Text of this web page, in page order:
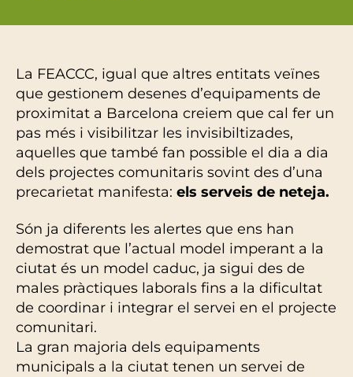
La FEACCC, igual que altres entitats veïnes
que gestionem desenes d’equipaments de
proximitat a Barcelona creiem que cal fer un
pas més i visibilitzar les invisibiltizades,
aquelles que també fan possible el dia a dia
dels projectes comunitaris sovint des d’una
precarietat manifesta: els serveis de neteja.
Són ja diferents les alertes que ens han
demostrat que l’actual model imperant a la
ciutat és un model caduc, ja sigui des de
males pràctiques laborals fins a la dificultat
de coordinar i integrar el servei en el projecte
comunitari.
La gran majoria dels equipaments
municipals a la ciutat tenen un servei de